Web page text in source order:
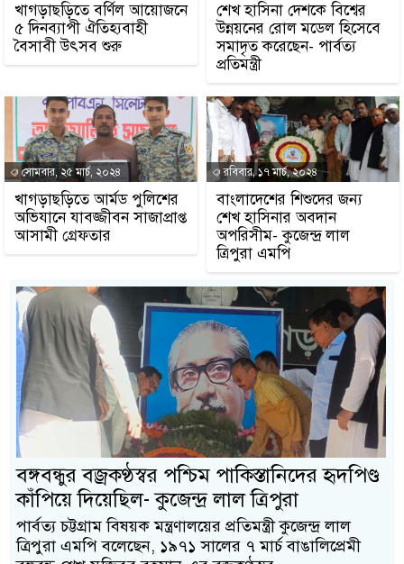
খাগড়াছড়িতে বর্ণিল আয়োজনে
৫ দিনব্যাপী ঐতিহ্যবাহী
বৈসাবী উৎসব শুরু
শেখ হাসিনা দেশকে বিশ্বের
উন্নয়নের রোল মডেল হিসেবে
সমাদৃত করেছেন- পার্বত্য
প্রতিমন্ত্রী
সোমবার, ২৫ মার্চ, ২০২৪
খাগড়াছড়িতে আর্মড পুলিশের
অভিযানে যাবজ্জীবন সাজাপ্রাপ্ত
আসামী গ্রেফতার
রবিবার, ১৭ মার্চ, ২০২৪
বাংলাদেশের শিশুদের জন্য
শেখ হাসিনার অবদান
অপরিসীম- কুজেন্দ্র লাল
ত্রিপুরা এমপি
বঙ্গবন্ধুর বজ্রকণ্ঠস্বর পশ্চিম পাকিস্তানিদের হৃদপিণ্ড
কাঁপিয়ে দিয়েছিল- কুজেন্দ্র লাল ত্রিপুরা
পার্বত্য চট্টগ্রাম বিষয়ক মন্ত্রণালয়ের প্রতিমন্ত্রী কুজেন্দ্র লাল
ত্রিপুরা এমপি বলেছেন, ১৯৭১ সালের ৭ মার্চ বাঙালিপ্রেমী